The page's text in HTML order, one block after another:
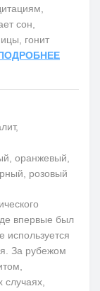
сон,
гонит
оранжевый,
розовый
впервые был
используется
За рубежом